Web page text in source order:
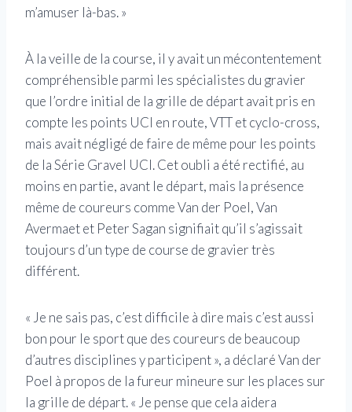
m’amuser là-bas. »
À la veille de la course, il y avait un mécontentement
compréhensible parmi les spécialistes du gravier
que l’ordre initial de la grille de départ avait pris en
compte les points UCI en route, VTT et cyclo-cross,
mais avait négligé de faire de même pour les points
de la Série Gravel UCI. Cet oubli a été rectifié, au
moins en partie, avant le départ, mais la présence
même de coureurs comme Van der Poel, Van
Avermaet et Peter Sagan signifiait qu’il s’agissait
toujours d’un type de course de gravier très
différent.
« Je ne sais pas, c’est difficile à dire mais c’est aussi
bon pour le sport que des coureurs de beaucoup
d’autres disciplines y participent », a déclaré Van der
Poel à propos de la fureur mineure sur les places sur
la grille de départ. « Je pense que cela aidera